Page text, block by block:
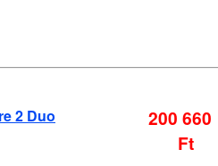
2 Duo
200 660
Ft